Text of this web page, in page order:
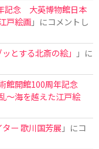
記念 大英博物館日本
戸絵画」にコメントし
とする北斎の絵」
」に
館開館100周年記念
〜海を越えた江戸絵
ー 歌川国芳展 」にコ